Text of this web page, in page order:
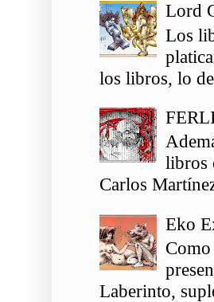
Lord
Los
los libros, lo
libros
Carlos
Eko
Laberinto,